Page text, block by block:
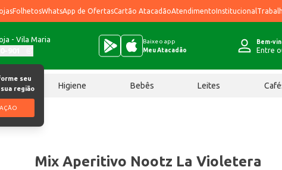
FolhetosWhatsApp de OfertasCartão AtacadãoAtendimentoInstitucional
- Vila Maria
seu
região
Baixe o app
Meu Atacadão
Bem-
Entre
Higiene Bebês Leites
Mix Aperitivo Nootz La Violetera